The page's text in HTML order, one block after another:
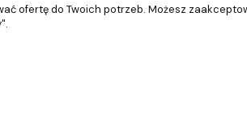
Premium
ofertę do Twoich potrzeb. Możesz